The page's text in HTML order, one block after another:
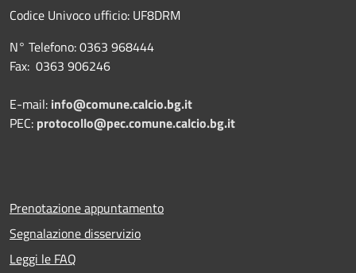
Codice Univoco ufficio: UF8DRM
N° Telefono: 0363 968444
Fax: 0363 906246
E-mail: info@comune.calcio.bg.it
PEC: protocollo@pec.comune.calcio.bg.it
Prenotazione appuntamento
Segnalazione disservizio
Leggi le FAQ